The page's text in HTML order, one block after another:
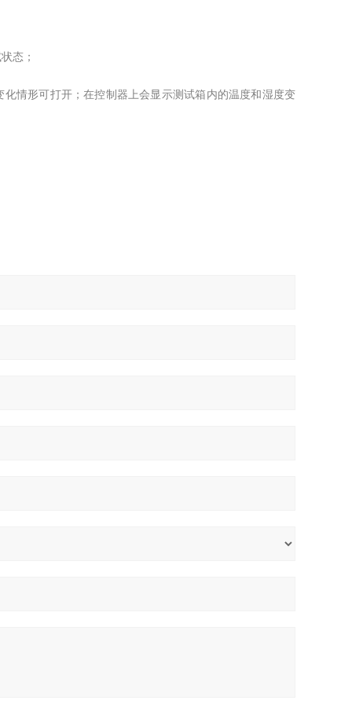
态；
情形可打开；在控制器上会显示测试箱内的温度和湿度变